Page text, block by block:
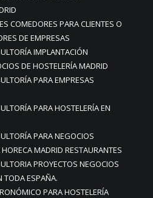
COMEDORES PARA CLIENTES O
DE EMPRESAS
IMPLANTACIÓN
DE HOSTELERÍA MADRID
PARA EMPRESAS
PARA HOSTELERÍA EN
PARA NEGOCIOS
MADRID RESTAURANTES
PROYECTOS NEGOCIOS
TODA ESPAÑA.
PARA HOSTELERÍA